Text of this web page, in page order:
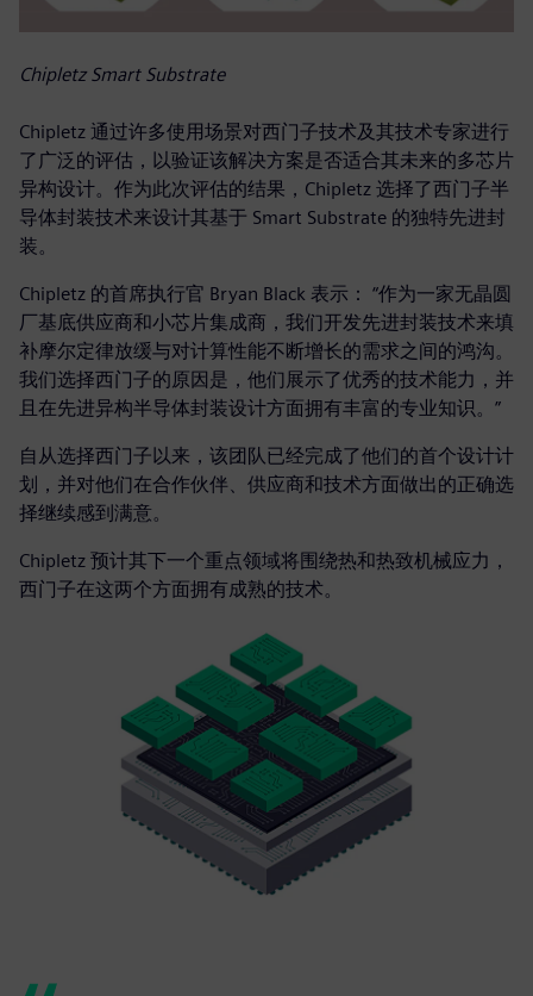
Chipletz Smart Substrate
Chipletz 通过许多使用场景对西门子技术及其技术专家进行
了广泛的评估，以验证该解决方案是否适合其未来的多芯片
异构设计。作为此次评估的结果，Chipletz 选择了西门子半
导体封装技术来设计其基于 Smart Substrate 的独特先进封
装。
Chipletz 的首席执行官 Bryan Black 表示： “作为一家无晶圆
厂基底供应商和小芯片集成商，我们开发先进封装技术来填
补摩尔定律放缓与对计算性能不断增长的需求之间的鸿沟。
我们选择西门子的原因是，他们展示了优秀的技术能力，并
且在先进异构半导体封装设计方面拥有丰富的专业知识。”
自从选择西门子以来，该团队已经完成了他们的首个设计计
划，并对他们在合作伙伴、供应商和技术方面做出的正确选
择继续感到满意。
Chipletz 预计其下一个重点领域将围绕热和热致机械应力，
西门子在这两个方面拥有成熟的技术。